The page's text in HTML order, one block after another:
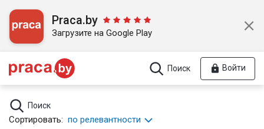
Praca.by
Загрузите на Google Play
Поиск Войти
Поиск
Сортировать: по релевантности